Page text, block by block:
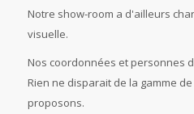
Notre show-room a d'ailleurs
visuelle.
Nos coordonnées et personnes
Rien ne disparait de la gamme
proposons.